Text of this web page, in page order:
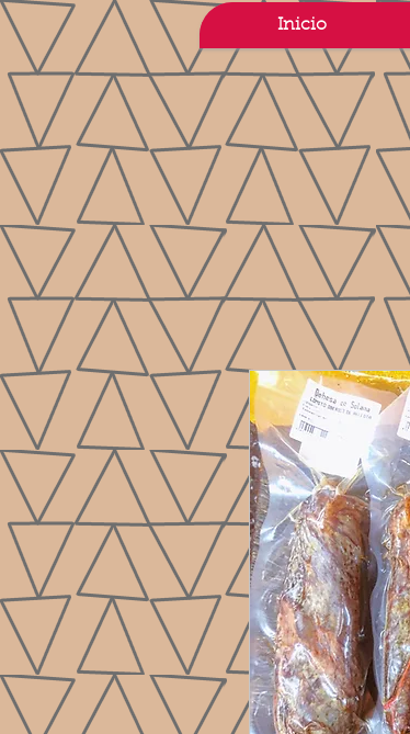
Inicio